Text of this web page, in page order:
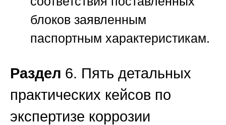
блоков заявленным
паспортным характеристикам.
Раздел 6. Пять детальных
практических кейсов по
экспертизе коррозии